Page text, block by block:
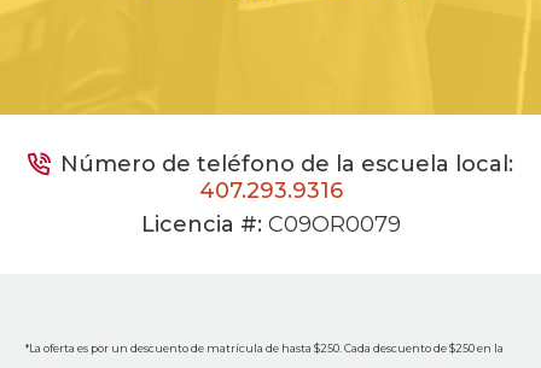
Número de teléfono de la escuela local:
407.293.9316
Licencia #:C09OR0079
*La oferta es por un descuento de matrícula de hasta $250. Cada descuento de $250 en la